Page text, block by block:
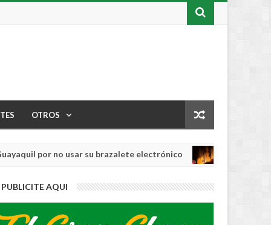
OTROS
por no usar su brazalete electrónico
20260
INTERNACIONAL
PUBLICITE AQUI